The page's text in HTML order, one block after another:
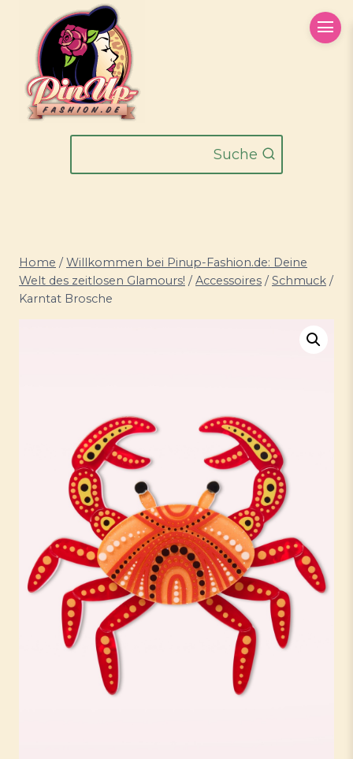
springen
Suche
Home / Willkommen bei Pinup-Fashion.de: Deine
Welt des zeitlosen Glamours! / Accessoires / Schmuck /
Karntat Brosche